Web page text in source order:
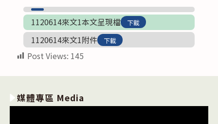
1120614來文1本文呈現檔 下載
1120614來文1附件 下載
Post Views: 145
媒體專區 Media